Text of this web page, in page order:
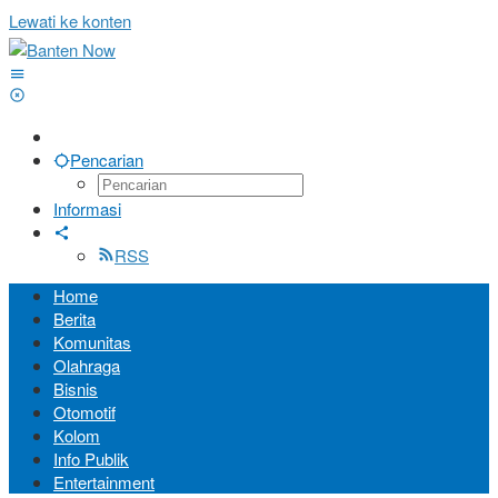
Lewati ke konten
Pencarian
Informasi
RSS
Home
Berita
Komunitas
Olahraga
Bisnis
Otomotif
Kolom
Info Publik
Entertainment